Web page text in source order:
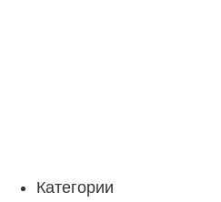
Категории